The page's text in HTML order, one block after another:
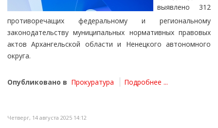
выявлено 312
противоречащих федеральному и региональному
законодательству муниципальных нормативных правовых
актов Архангельской области и Ненецкого автономного
округа.
Опубликовано в Прокуратура Подробнее ...
Четверг, 14 августа 2025 14:12